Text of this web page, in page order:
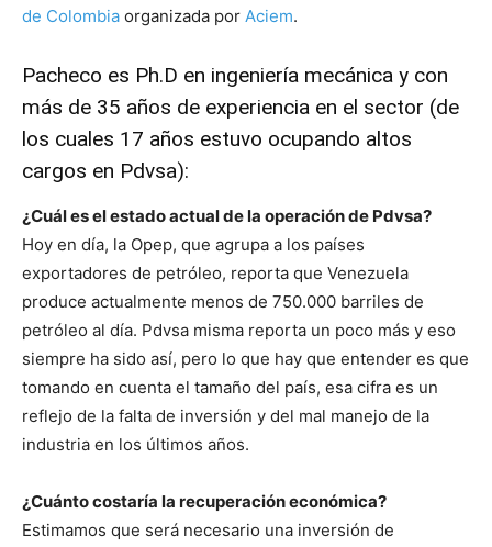
de Colombia organizada por Aciem.
Pacheco es Ph.D en ingeniería mecánica y con
más de 35 años de experiencia en el sector (de
los cuales 17 años estuvo ocupando altos
cargos en Pdvsa):
¿Cuál es el estado actual de la operación de Pdvsa?
Hoy en día, la Opep, que agrupa a los países
exportadores de petróleo, reporta que Venezuela
produce actualmente menos de 750.000 barriles de
petróleo al día. Pdvsa misma reporta un poco más y eso
siempre ha sido así, pero lo que hay que entender es que
tomando en cuenta el tamaño del país, esa cifra es un
reflejo de la falta de inversión y del mal manejo de la
industria en los últimos años.
¿Cuánto costaría la recuperación económica?
Estimamos que será necesario una inversión de